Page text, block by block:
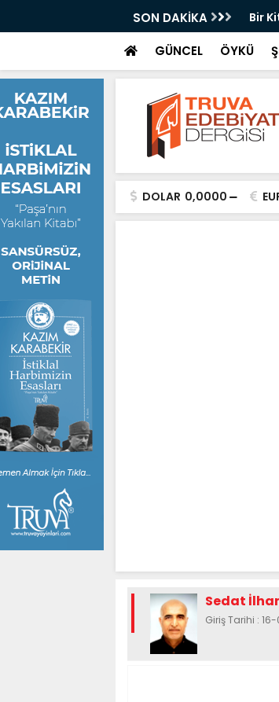
SON DAKİKA Bir
GÜNCEL ÖYKÜ
DOLAR 0,0000
Sedat
Giriş Tarihi :